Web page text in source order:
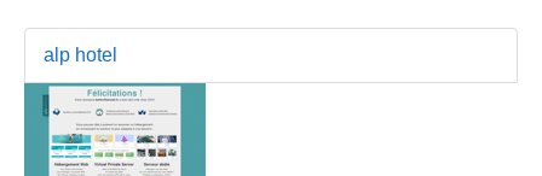
alp hotel